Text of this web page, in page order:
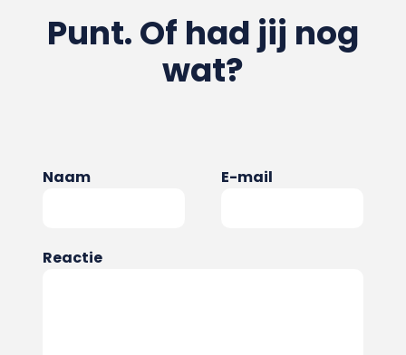
Punt. Of had jij nog
wat?
Naam E-mail
Reactie